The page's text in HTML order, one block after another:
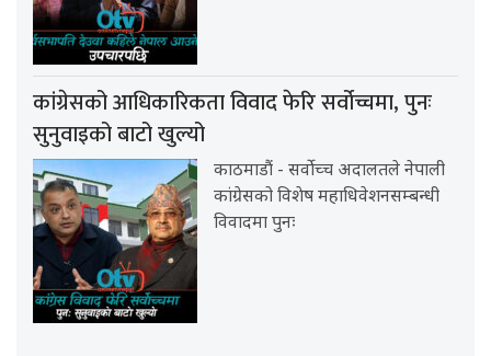
कांग्रेसको आधिकारिकता विवाद फेरि सर्वोच्चमा, पुनः
सुनुवाइको बाटो खुल्यो
काठमाडौं - सर्वोच्च अदालतले नेपाली
कांग्रेसको विशेष महाधिवेशनसम्बन्धी
विवादमा पुनः